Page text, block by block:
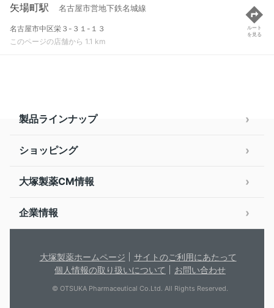
矢場町駅 名古屋市営地下鉄名城線
名古屋市中区栄３-３１-１３
このページの店舗から 1.1 km
ルート
を見る
製品ラインナップ
ショッピング
大塚製薬CM情報
企業情報
大塚製薬ホームページ
サイトのご利用にあたって
個人情報の取り扱いについて
お問い合わせ
© OTSUKA Pharmaceutical Co.Ltd. All Rights Reserved.